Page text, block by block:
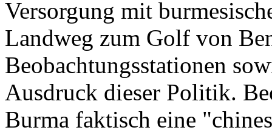
Versorgung mit
Landweg zum Golf von
Beobachtungsstationen
Ausdruck dieser Politik.
Burma faktisch eine